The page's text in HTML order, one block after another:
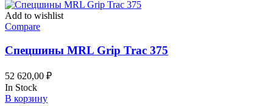
Add to wishlist
Compare
Спецшины MRL Grip Trac 375
52 620,00 ₽
In Stock
В корзину